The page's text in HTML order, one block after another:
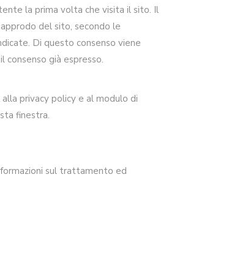
la prima volta che visita il sito. Il
del sito, secondo le
Di questo consenso viene
già espresso.
privacy policy e al modulo di
finestra.
sul trattamento ed